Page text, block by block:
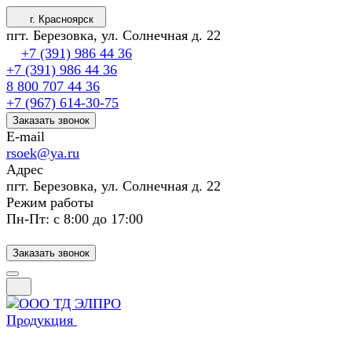
г. Красноярск
пгт. Березовка, ул. Солнечная д. 22
+7 (391) 986 44 36
+7 (391) 986 44 36
8 800 707 44 36
+7 (967) 614-30-75
Заказать звонок
E-mail
rsoek@ya.ru
Адрес
пгт. Березовка, ул. Солнечная д. 22
Режим работы
Пн-Пт: с 8:00 до 17:00
Заказать звонок
Продукция